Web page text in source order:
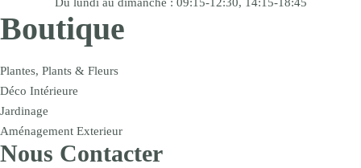
Boutique
Plantes, Plants & Fleurs
Déco Intérieure
Jardinage
Aménagement Exterieur
Nous Contacter